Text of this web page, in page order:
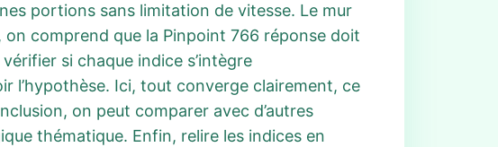
portions sans limitation de vitesse. Le mur
comprend que la Pinpoint 766 réponse doit
si chaque indice s’intègre
l’hypothèse. Ici, tout converge clairement, ce
on peut comparer avec d’autres
thématique. Enfin, relire les indices en